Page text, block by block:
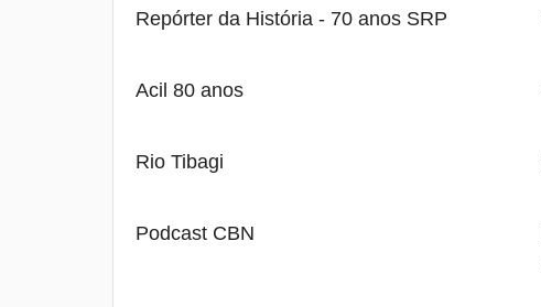
Repórter da História - 70 anos SRP
Acil 80 anos
Rio Tibagi
Podcast CBN